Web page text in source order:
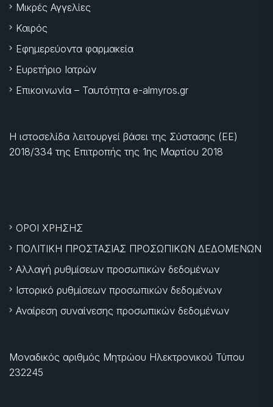
Μικρές Αγγελίες
Καιρός
Εφημερεύοντα φαρμακεία
Ευρετήριο Ιατρών
Επικοινωνία – Ταυτότητα e-almyros.gr
Η ιστοσελίδα λειτουργεί βάσει της Σύστασης (ΕΕ)
2018/334 της Επιτροπής της 1ης Μαρτίου 2018
ΟΡΟΙ ΧΡΗΣΗΣ
ΠΟΛΙΤΙΚΗ ΠΡΟΣΤΑΣΙΑΣ ΠΡΟΣΩΠΙΚΩΝ ΔΕΔΟΜΕΝΩΝ
Αλλαγή ρυθμίσεων προσωπικών δεδομένων
Ιστορικό ρυθμίσεων προσωπικών δεδομένων
Αναίρεση συναίνεσης προσωπικών δεδομένων
Μοναδικός αριθμός Μητρώου Ηλεκτρονικού Τύπου
232245